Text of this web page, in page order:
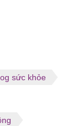
sức khỏe